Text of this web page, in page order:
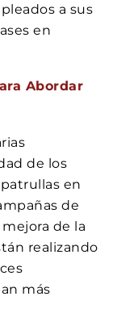
a sus
en
Abordar
de los
en
de
de la
realizando
más